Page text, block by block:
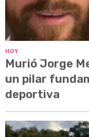
HOY
Murió Jorge
un pilar
deportiva